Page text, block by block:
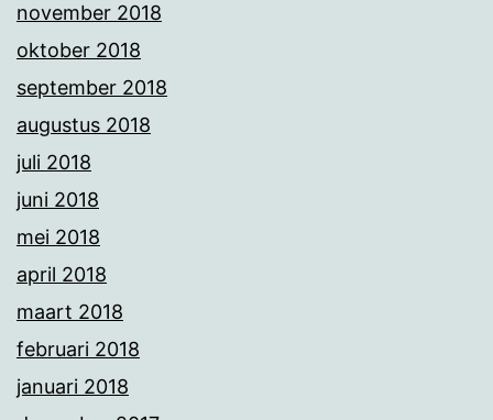
november 2018
oktober 2018
september 2018
augustus 2018
juli 2018
juni 2018
mei 2018
april 2018
maart 2018
februari 2018
januari 2018